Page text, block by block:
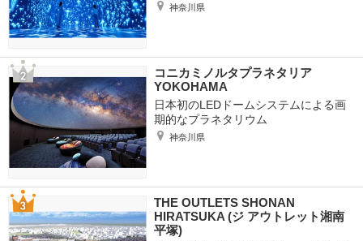
神奈川県
コニカミノルタプラネタリア
YOKOHAMA
日本初のLEDドームシステムによる画
期的なプラネタリウム
神奈川県
THE OUTLETS SHONAN
HIRATSUKA (ジ アウトレット湘南
平塚)